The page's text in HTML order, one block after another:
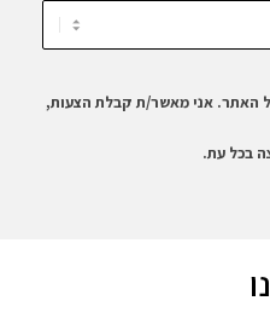
האתר. אני מאשר/ת קבלת הצעות,
בכל עת.